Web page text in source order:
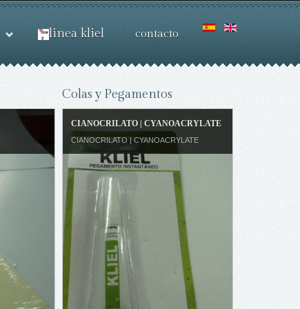
linea kliel contacto
Colas y Pegamentos
CIANOCRILATO | CYANOACRYLATE
CIANOCRILATO | CYANOACRYLATE